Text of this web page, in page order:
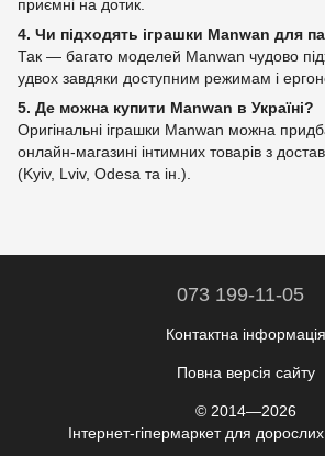
приємні на дотик.
4. Чи підходять іграшки Manwan для
Так — багато моделей Manwan чудово
удвох завдяки доступним режимам і
5. Де можна купити Manwan в Україні?
Оригінальні іграшки Manwan можна
онлайн‑магазині інтимних товарів з
(Kyiv, Lviv, Odesa та ін.).
073 199-11-05
Контактна інформація
Повна версія сайту
© 2014—2026
Інтернет-гіпермаркет для